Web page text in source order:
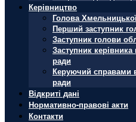
Керівництво
Голова
Перший заступник
Заступник голови
Заступник
ради
Керуючий справами
ради
Відкриті дані
Нормативно-правові акти
Контакти